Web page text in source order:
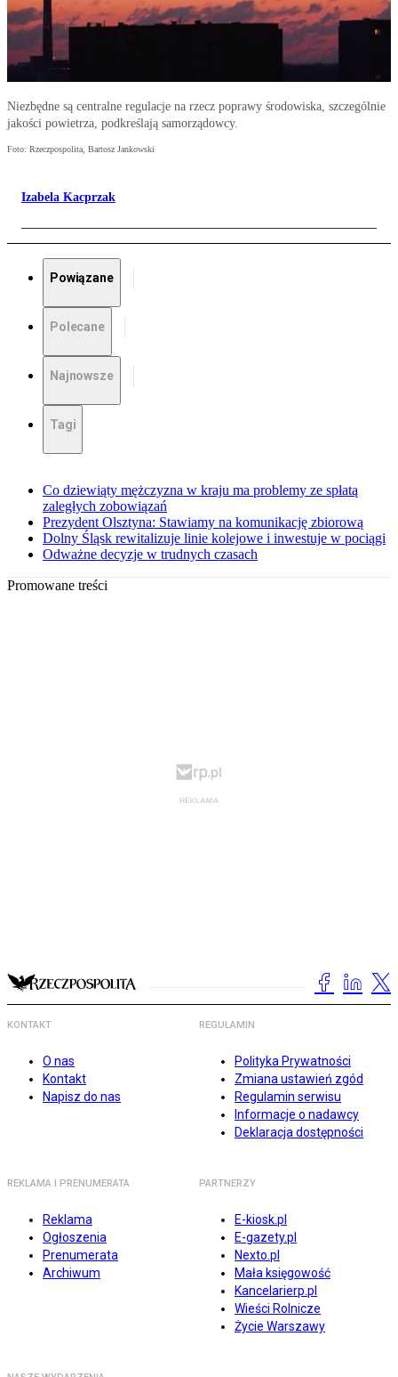
Niezbędne są centralne regulacje na rzecz poprawy środowiska, szczególnie
jakości powietrza, podkreślają samorządowcy.
Foto: Rzeczpospolita, Bartosz Jankowski
Izabela Kacprzak
Powiązane
Polecane
Najnowsze
Tagi
Co dziewiąty mężczyzna w kraju ma problemy ze spłatą
zaległych zobowiązań
Prezydent Olsztyna: Stawiamy na komunikację zbiorową
Dolny Śląsk rewitalizuje linie kolejowe i inwestuje w pociągi
Odważne decyzje w trudnych czasach
Promowane treści
KONTAKT
O nas
Kontakt
Napisz do nas
REGULAMIN
Polityka Prywatności
Zmiana ustawień zgód
Regulamin serwisu
Informacje o nadawcy
Deklaracja dostępności
REKLAMA I PRENUMERATA
Reklama
Ogłoszenia
Prenumerata
Archiwum
PARTNERZY
E-kiosk.pl
E-gazety.pl
Nexto.pl
Mała księgowość
Kancelarierp.pl
Wieści Rolnicze
Życie Warszawy